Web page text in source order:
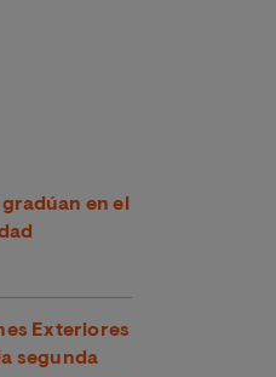
en el
Exteriores
segunda